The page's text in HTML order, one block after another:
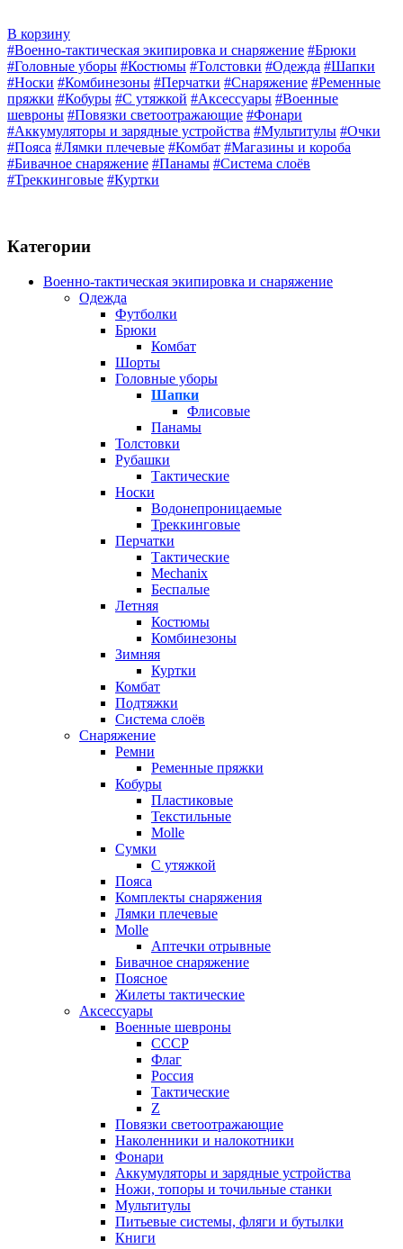
В корзину
#Военно-тактическая экипировка и снаряжение #Брюки
#Головные уборы #Костюмы #Толстовки #Одежда #Шапки
#Носки #Комбинезоны #Перчатки #Снаряжение #Ременные
пряжки #Кобуры #С утяжкой #Аксессуары #Военные
шевроны #Повязки светоотражающие #Фонари
#Аккумуляторы и зарядные устройства #Мультитулы #Очки
#Пояса #Лямки плечевые #Комбат #Магазины и короба
#Бивачное снаряжение #Панамы #Система слоёв
#Треккинговые #Куртки
Категории
Военно-тактическая экипировка и снаряжение
Одежда
Футболки
Брюки
Комбат
Шорты
Головные уборы
Шапки
Флисовые
Панамы
Толстовки
Рубашки
Тактические
Носки
Водонепроницаемые
Треккинговые
Перчатки
Тактические
Mechanix
Беспалые
Летняя
Костюмы
Комбинезоны
Зимняя
Куртки
Комбат
Подтяжки
Система слоёв
Снаряжение
Ремни
Ременные пряжки
Кобуры
Пластиковые
Текстильные
Molle
Сумки
С утяжкой
Пояса
Комплекты снаряжения
Лямки плечевые
Molle
Аптечки отрывные
Бивачное снаряжение
Поясное
Жилеты тактические
Аксессуары
Военные шевроны
СССР
Флаг
Россия
Тактические
Z
Повязки светоотражающие
Наколенники и налокотники
Фонари
Аккумуляторы и зарядные устройства
Ножи, топоры и точильные станки
Мультитулы
Питьевые системы, фляги и бутылки
Книги